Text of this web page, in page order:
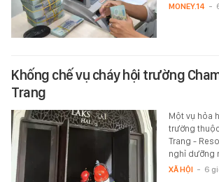
MONEY.14 -
Khống chế vụ cháy hội trường
Trang
Một vụ hỏa
trường
Trang -
nghỉ dưỡng
XÃ HỘI - 6